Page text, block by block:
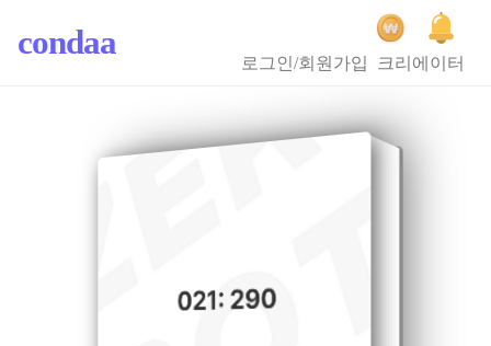
condaa
로그인/회원가입 크리에이터